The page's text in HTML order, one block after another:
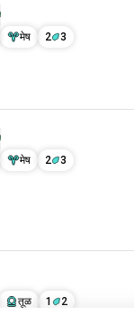
मेष 2 3
मेष 2 3
तूळ 1 2